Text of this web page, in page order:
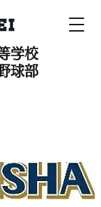
学校
球部